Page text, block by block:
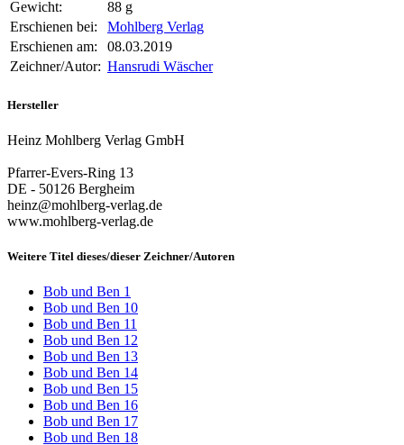
Gewicht:
88 g
Erschienen bei:
Mohlberg Verlag
Erschienen am:
08.03.2019
Zeichner/Autor: Hansrudi Wäscher
Hersteller
Heinz Mohlberg Verlag GmbH
Pfarrer-Evers-Ring 13
DE - 50126 Bergheim
heinz@mohlberg-verlag.de
www.mohlberg-verlag.de
Weitere Titel dieses/dieser Zeichner/Autoren
Bob und Ben 1
Bob und Ben 10
Bob und Ben 11
Bob und Ben 12
Bob und Ben 13
Bob und Ben 14
Bob und Ben 15
Bob und Ben 16
Bob und Ben 17
Bob und Ben 18